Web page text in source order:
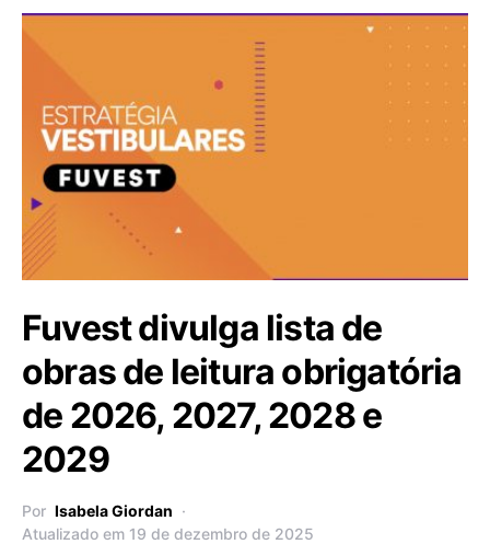
Fuvest divulga lista de
obras de leitura obrigatória
de 2026, 2027, 2028 e
2029
Por Isabela Giordan
Atualizado em 19 de dezembro de 2025